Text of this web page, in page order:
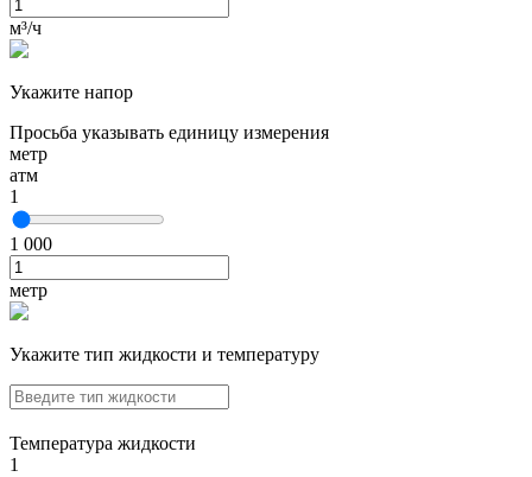
м³/ч
Укажите напор
Просьба указывать единицу измерения
метр
атм
1
1 000
метр
Укажите тип жидкости и температуру
Температура жидкости
1